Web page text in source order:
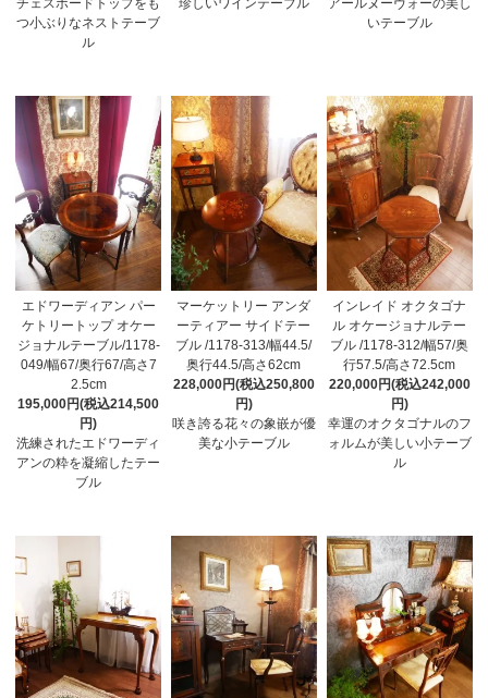
チェスボードトップをも
つ小ぶりなネストテーブ
ル
珍しいワインテーブル
アールヌーヴォーの美し
いテーブル
エドワーディアン パー
ケトリートップ オケー
ジョナルテーブル/1178-
049/幅67/奥行67/高さ7
2.5cm
195,000円(税込214,500
円)
洗練されたエドワーディ
アンの粋を凝縮したテー
ブル
マーケットリー アンダ
ーティアー サイドテー
ブル /1178-313/幅44.5/
奥行44.5/高さ62cm
228,000円(税込250,800
円)
咲き誇る花々の象嵌が優
美な小テーブル
インレイド オクタゴナ
ル オケージョナルテー
ブル /1178-312/幅57/奥
行57.5/高さ72.5cm
220,000円(税込242,000
円)
幸運のオクタゴナルのフ
ォルムが美しい小テーブ
ル